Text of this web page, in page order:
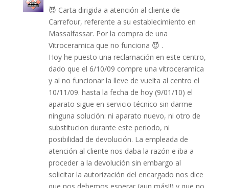
😈 Carta dirigida a atención al cliente de
Carrefour, referente a su establecimiento en
Massalfassar. Por la compra de una
Vitroceramica que no funciona 😈 .
Hoy he puesto una reclamación en este centro,
dado que el 6/10/09 compre una vitroceramica
y al no funcionar la lleve de vuelta al centro el
10/11/09. hasta la fecha de hoy (9/01/10) el
aparato sigue en servicio técnico sin darme
ninguna solución: ni aparato nuevo, ni otro de
substitucion durante este periodo, ni
posibilidad de devolución. La empleada de
atención al cliente nos daba la razón e iba a
proceder a la devolución sin embargo al
solicitar la autorización del encargado nos dice